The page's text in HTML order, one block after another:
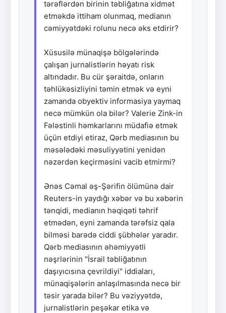
tərəflərdən birinin təbliğatına xidmət
etməkdə ittiham olunmaq, medianın
cəmiyyətdəki rolunu necə əks etdirir?
Xüsusilə münaqişə bölgələrində
çalışan jurnalistlərin həyatı risk
altındadır. Bu cür şəraitdə, onların
təhlükəsizliyini təmin etmək və eyni
zamanda obyektiv informasiya yaymaq
necə mümkün ola bilər? Valerie Zink-in
Fələstinli həmkarlarını müdafiə etmək
üçün etdiyi etiraz, Qərb mediasının bu
məsələdəki məsuliyyətini yenidən
nəzərdən keçirməsini vacib etmirmi?
Ənəs Cəmal əş-Şərifin ölümünə dair
Reuters-in yaydığı xəbər və bu xəbərin
tənqidi, medianın həqiqəti təhrif
etmədən, eyni zamanda tərəfsiz qala
bilməsi barədə ciddi şübhələr yaradır.
Qərb mediasının əhəmiyyətli
nəşrlərinin "İsrail təbliğatının
daşıyıcısına çevrildiyi" iddiaları,
münaqişələrin anlaşılmasında necə bir
təsir yarada bilər? Bu vəziyyətdə,
jurnalistlərin peşəkar etika və